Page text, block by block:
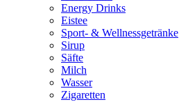
Energy Drinks
Eistee
Sport- & Wellnessgetränke
Sirup
Säfte
Milch
Wasser
Zigaretten